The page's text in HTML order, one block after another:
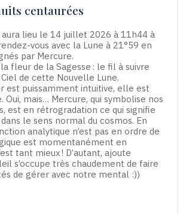
centaurées
lieu le 14 juillet 2026 à 11h44 à
vous avec la Lune à 21°59 en
par Mercure.
fleur de la Sagesse : le fil à suivre
de cette Nouvelle Lune.
est puissamment intuitive, elle est
Oui, mais… Mercure, qui symbolise nos
est en rétrogradation ce qui signifie
dans le sens normal du cosmos. En
analytique n’est pas en ordre de
est momentanément en
tant mieux ! D’autant, ajoute
s’occupe très chaudement de faire
de gérer avec notre mental :))